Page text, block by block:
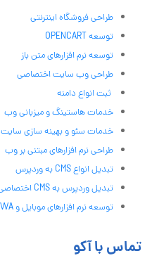
طراحی فروشگاه اینترنتی
توسعه OPENCART
توسعه نرم افزارهای متن باز
طراحی وب سایت اختصاصی
ثبت انواع دامنه
خدمات هاستینگ و میزبانی وب
خدمات سئو و بهینه سازی سایت
طراحی نرم افزارهای مبتنی بر وب
تبدیل انواع CMS به وردپرس
تبدیل وردپرس به CMS اختصاصی
توسعه نرم افزارهای موبایل و PWA
تماس با آکو